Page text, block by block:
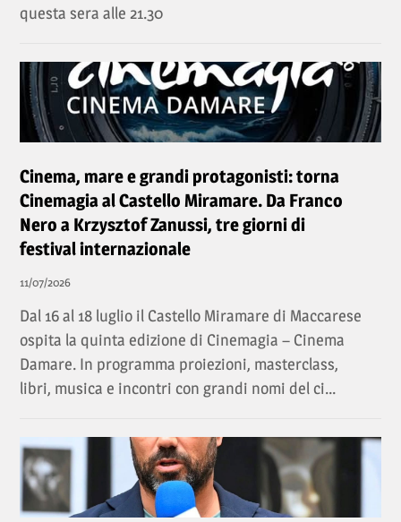
questa sera alle 21.30
Cinema, mare e grandi protagonisti: torna
Cinemagia al Castello Miramare. Da Franco
Nero a Krzysztof Zanussi, tre giorni di
festival internazionale
11/07/2026
Dal 16 al 18 luglio il Castello Miramare di Maccarese
ospita la quinta edizione di Cinemagia – Cinema
Damare. In programma proiezioni, masterclass,
libri, musica e incontri con grandi nomi del ci...